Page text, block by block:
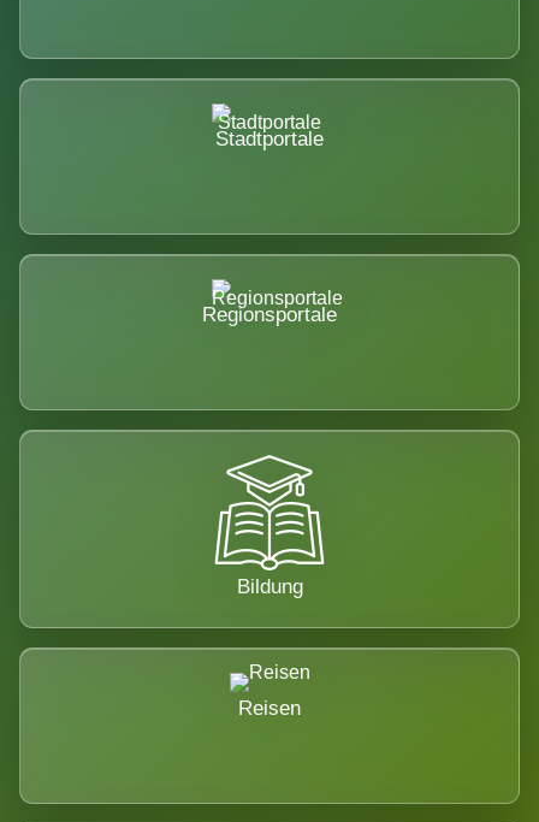
Stadtportale
Regionsportale
Bildung
Reisen